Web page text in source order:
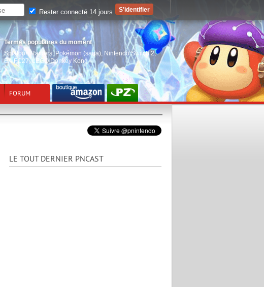
Termes populaires du moment
Splatoon Raiders, Pokémon (saga) Nintendo Switch 2,
EA FC27,LEGO Donkey Kong
FORUM
LE TOUT DERNIER PNCAST
Rester connecté 14 jours